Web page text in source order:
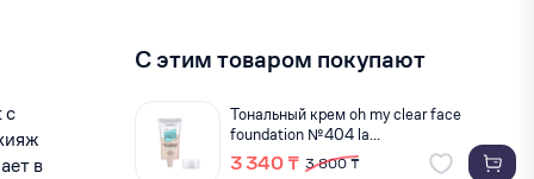
с
в
С этим товаром покупают
Тональный крем oh my clear face
foundation №404 la...
3 340 ₸ 3 800 ₸